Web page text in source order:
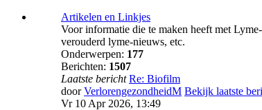
Artikelen en Linkjes
Voor informatie die te maken heeft met
verouderd lyme-nieuws, etc.
Onderwerpen: 177
Berichten: 1507
Laatste bericht Re: Biofilm
doorVerlorengezondheidM Bekijk laatste
Vr 10 Apr 2026, 13:49